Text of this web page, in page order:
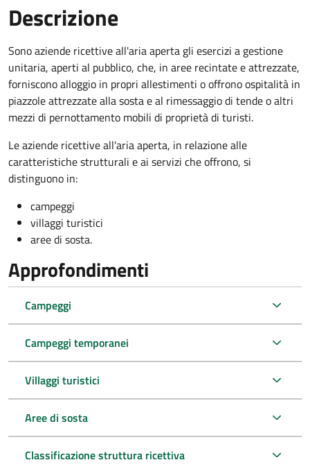
Descrizione
Sono aziende ricettive all'aria aperta gli esercizi a gestione
unitaria, aperti al pubblico, che, in aree recintate e attrezzate,
forniscono alloggio in propri allestimenti o offrono ospitalità in
piazzole attrezzate alla sosta e al rimessaggio di tende o altri
mezzi di pernottamento mobili di proprietà di turisti.
Le aziende ricettive all'aria aperta, in relazione alle
caratteristiche strutturali e ai servizi che offrono, si
distinguono in:
campeggi
villaggi turistici
aree di sosta.
Approfondimenti
Campeggi
Campeggi temporanei
Villaggi turistici
Aree di sosta
Classificazione struttura ricettiva